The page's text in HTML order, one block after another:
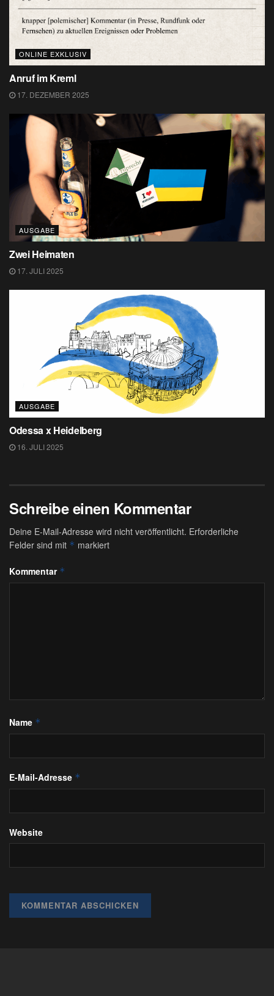
ONLINE EXKLUSIV
Anruf im Kreml
17. DEZEMBER 2025
AUSGABE
Zwei Heimaten
17. JULI 2025
AUSGABE
Odessa x Heidelberg
16. JULI 2025
Schreibe einen Kommentar
Deine E-Mail-Adresse wird nicht veröffentlicht. Erforderliche
Felder sind mit * markiert
Kommentar *
Name *
E-Mail-Adresse *
Website